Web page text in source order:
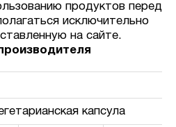
продуктов перед
исключительно
на сайте.
капсула